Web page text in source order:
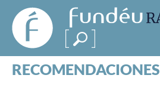
FundéuRAE
- Fundación
del Español
Urgente
RECOMENDACIONES